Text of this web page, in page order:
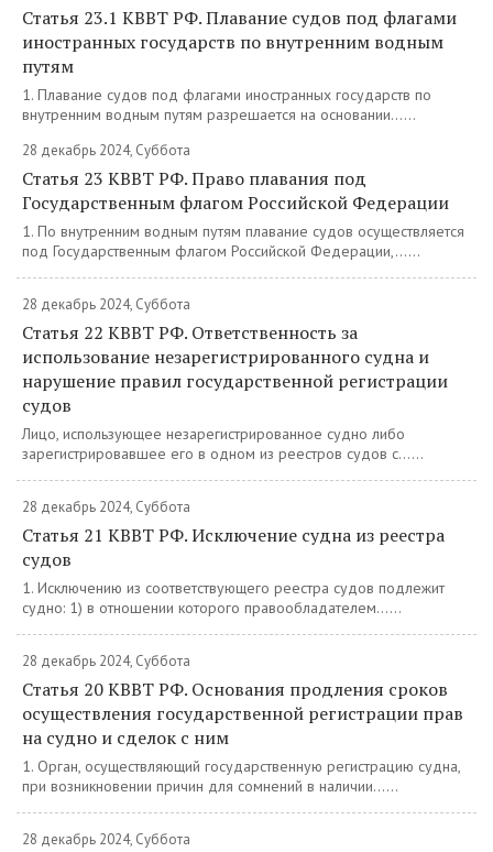
Статья 23.1 КВВТ РФ. Плавание судов под флагами
иностранных государств по внутренним водным
путям
1. Плавание судов под флагами иностранных государств по
внутренним водным путям разрешается на основании......
28 декабрь 2024, Суббота
Статья 23 КВВТ РФ. Право плавания под
Государственным флагом Российской Федерации
1. По внутренним водным путям плавание судов осуществляется
под Государственным флагом Российской Федерации,......
28 декабрь 2024, Суббота
Статья 22 КВВТ РФ. Ответственность за
использование незарегистрированного судна и
нарушение правил государственной регистрации
судов
Лицо, использующее незарегистрированное судно либо
зарегистрировавшее его в одном из реестров судов с......
28 декабрь 2024, Суббота
Статья 21 КВВТ РФ. Исключение судна из реестра
судов
1. Исключению из соответствующего реестра судов подлежит
судно: 1) в отношении которого правообладателем......
28 декабрь 2024, Суббота
Статья 20 КВВТ РФ. Основания продления сроков
осуществления государственной регистрации прав
на судно и сделок с ним
1. Орган, осуществляющий государственную регистрацию судна,
при возникновении причин для сомнений в наличии......
28 декабрь 2024, Суббота